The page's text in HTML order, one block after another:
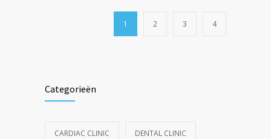
1 2 3 4
Categorieën
CARDIAC CLINIC DENTAL CLINIC